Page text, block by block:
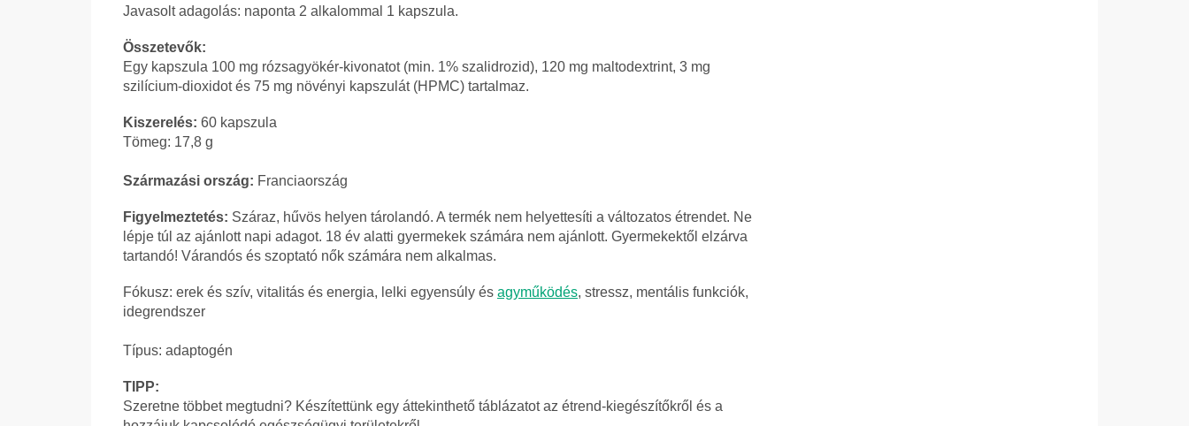
Javasolt adagolás: naponta 2 alkalommal 1 kapszula.
Összetevők:
Egy kapszula 100 mg rózsagyökér-kivonatot (min. 1% szalidrozid), 120 mg maltodextrint, 3 mg
szilícium-dioxidot és 75 mg növényi kapszulát (HPMC) tartalmaz.
Kiszerelés: 60 kapszula
Tömeg: 17,8 g
Származási ország: Franciaország
Figyelmeztetés: Száraz, hűvös helyen tárolandó. A termék nem helyettesíti a változatos étrendet. Ne
lépje túl az ajánlott napi adagot. 18 év alatti gyermekek számára nem ajánlott. Gyermekektől elzárva
tartandó! Várandós és szoptató nők számára nem alkalmas.
Fókusz: erek és szív, vitalitás és energia, lelki egyensúly és agyműködés, stressz, mentális funkciók,
idegrendszer
Típus: adaptogén
TIPP:
Szeretne többet megtudni? Készítettünk egy áttekinthető táblázatot az étrend-kiegészítőkről és a